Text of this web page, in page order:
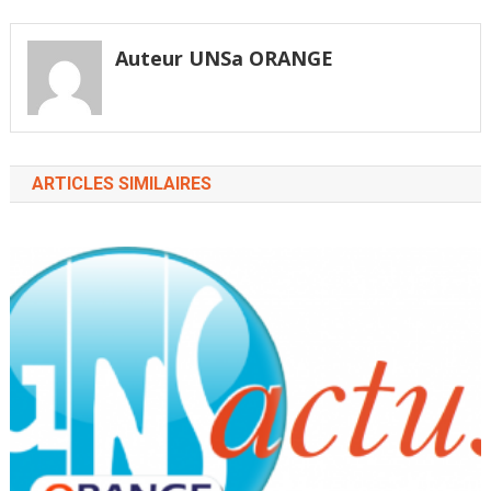
l’article
Auteur UNSa ORANGE
ARTICLES SIMILAIRES